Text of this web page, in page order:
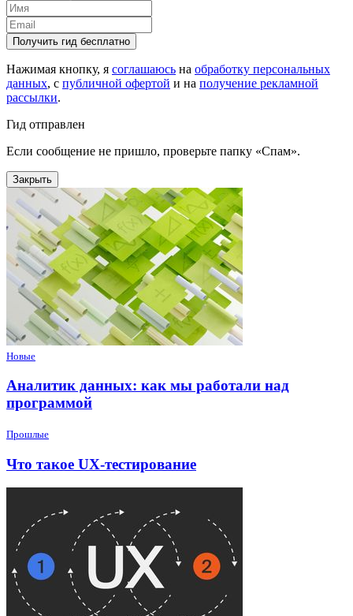
Получить гид бесплатно
Нажимая кнопку, я соглашаюсь на обработку персональных
данных, с публичной офертой и на получение рекламной
рассылки.
Гид отправлен
Если сообщение не пришло, проверьте папку «Спам».
Закрыть
Новые
Аналитик данных: как мы работали над
программой
Прошлые
Что такое UX-тестирование